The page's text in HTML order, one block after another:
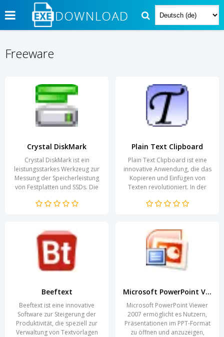
Freeware
Crystal DiskMark
Crystal DiskMark ist ein
leistungsstarkes Werkzeug zur
Messung der Speicherleistung
von Festplatten und SSDs. Die
ihre einfache...
Plain Text Clipboard
Plain Text Clipboard ist eine
innovative Anwendung, die das
Kopieren und Einfügen von
Texten revolutioniert. In der
digitalen Welt, in...
Beeftext
Beeftext ist eine innovative
Software zur Steigerung der
Produktivität, die speziell zur
Verwaltung von Textvorlagen
Microsoft PowerPoint Viewer 2007
Microsoft PowerPoint Viewer
2007 ermöglicht es Nutzern,
Präsentationen im PPT-Format
zu öffnen und anzuzeigen,